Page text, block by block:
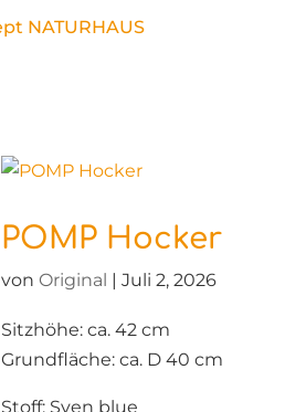
POMP Hocker
von Original |Juli 2, 2026
Sitzhöhe: ca. 42 cm
Grundfläche: ca. D 40 cm
Stoff: Sven blue